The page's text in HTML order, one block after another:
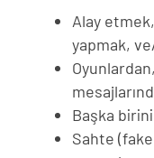
Alay etmek
yapmak,
Başka
Sahte